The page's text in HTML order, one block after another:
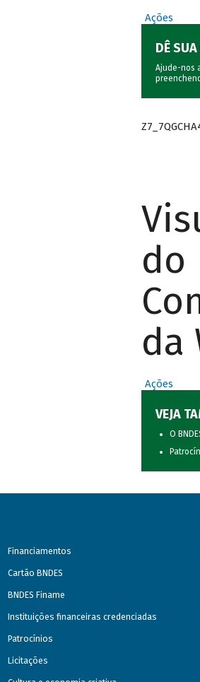
Ações
DÊ
Ajude-nos
do
da
Ações
VEJA
O
Financiamentos
Cartão BNDES
BNDES Finame
Instituições financeiras credenciadas
Patrocínios
Licitações